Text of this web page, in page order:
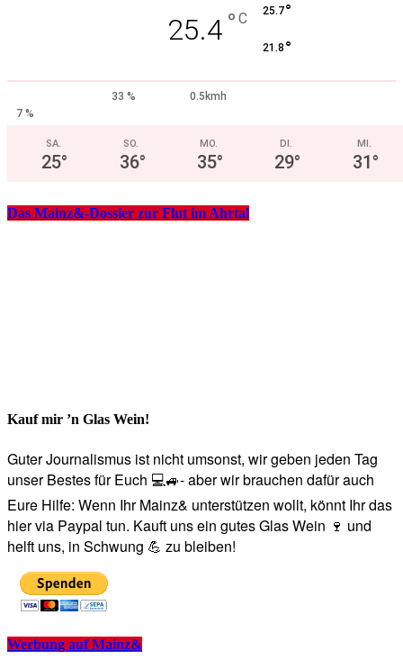
25.4 ° C 25.7°
21.8 °
33 %
0.5kmh
7 %
SA.
25°
SO.
36°
MO.
35°
DI.
29°
MI.
31°
Das Mainz&-Dossier zur Flut im Ahrtal
Kauf mir ’n Glas Wein!
Guter Journalismus ist nicht umsonst, wir geben jeden Tag
unser Bestes für Euch 💻🚙- aber wir brauchen dafür auch
Eure Hilfe: Wenn Ihr Mainz& unterstützen wollt, könnt Ihr das
hier via Paypal tun. Kauft uns ein gutes Glas Wein 🍷 und
helft uns, in Schwung 💪 zu bleiben!
Werbung auf Mainz&